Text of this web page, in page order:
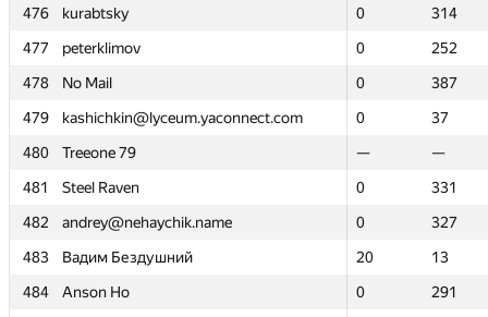
476
kurabtsky 0
314
477
peterklimov 0
252
478
No Mail 0
387
479
kashichkin@lyceum.yaconnect.com 0
37
480
Treeone 79 —
—
481
Steel Raven 0
331
482
andrey@nehaychik.name 0
327
483
Вадим Бездушний 20
13
484
Anson Ho 0
291
476
kurabtsky 0
314
477
peterklimov 0
252
478
No Mail 0
387
479
kashichkin@lyceum.yaconnect.com 0
37
480
Treeone 79 —
—
481
Steel Raven 0
331
482
andrey@nehaychik.name 0
327
483
Вадим Бездушний 20
13
484
Anson Ho 0
291